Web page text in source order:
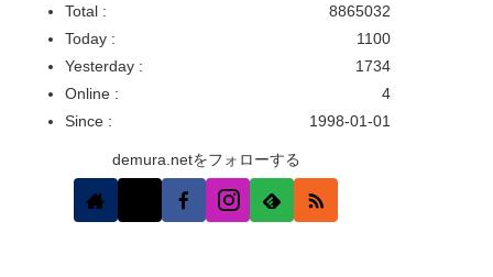
8865032
Total :
1100
Today :
1734
Yesterday :
4
Online :
1998-01-01
Since :
demura.netをフォローする